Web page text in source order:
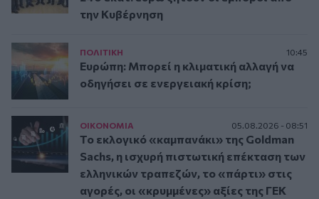
την Κυβέρνηση
ΠΟΛΙΤΙΚΗ 10:45
Ευρώπη: Μπορεί η κλιματική αλλαγή να
οδηγήσει σε ενεργειακή κρίση;
ΟΙΚΟΝΟΜΙΑ 05.08.2026 - 08:51
Το εκλογικό «καμπανάκι» της Goldman
Sachs, η ισχυρή πιστωτική επέκταση των
ελληνικών τραπεζών, το «πάρτι» στις
αγορές, οι «κρυμμένες» αξίες της ΓΕΚ